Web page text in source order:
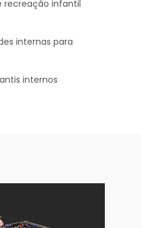
recreação infantil
internas para
internos